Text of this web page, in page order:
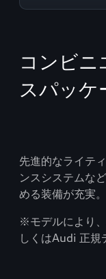
コンビニ
スパッケ
先進的なライテ
ンスシステムな
める装備が充実。
※モデルにより
しくはAudi 正規